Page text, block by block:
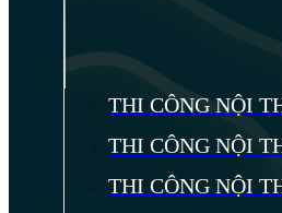
THI CÔNG NỘI
THI CÔNG NỘI
THI CÔNG NỘI